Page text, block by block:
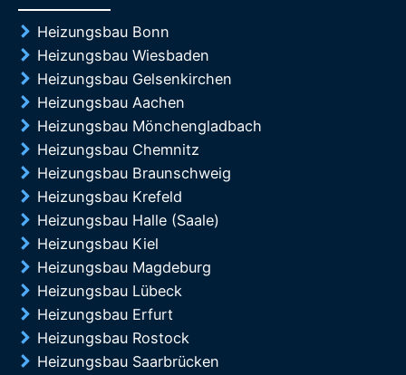
Heizungsbau Bonn
Heizungsbau Wiesbaden
Heizungsbau Gelsenkirchen
Heizungsbau Aachen
Heizungsbau Mönchengladbach
Heizungsbau Chemnitz
Heizungsbau Braunschweig
Heizungsbau Krefeld
Heizungsbau Halle (Saale)
Heizungsbau Kiel
Heizungsbau Magdeburg
Heizungsbau Lübeck
Heizungsbau Erfurt
Heizungsbau Rostock
Heizungsbau Saarbrücken